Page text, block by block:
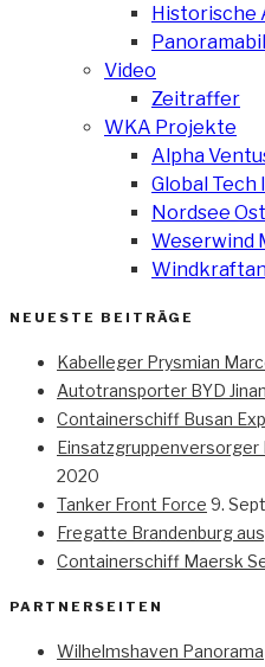
Historische
Video
Zeitraffer
WKA Projekte
Alpha
Global Tech
Nordsee
Weserwind
NEUESTE BEITRÄGE
Kabelleger Prysmian
Autotransporter BYD Jinan
Containerschiff Busan
Einsatzgruppenversorger
2020
Tanker Front Force 9.
Fregatte Brandenburg
Containerschiff Maersk
PARTNERSEITEN
Wilhelmshaven Panorama